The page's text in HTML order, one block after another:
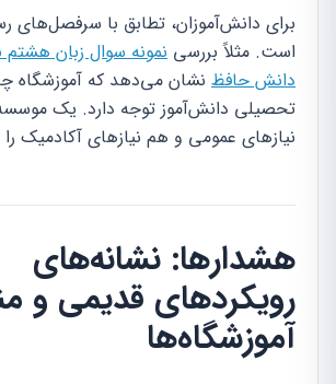
برای دانش‌آموزان، تطابق با سرفصل‌های
است. مثلاً بررسی نمونه سوال زبان
دانش حافظ نشان می‌دهد که آموزشگاه
تحصیلی دانش‌آموز توجه دارد. یک
نیازهای عمومی و هم نیازهای
هشدارها: نشانه‌های
رویکردهای قدیمی و
آموزشگاه‌ها